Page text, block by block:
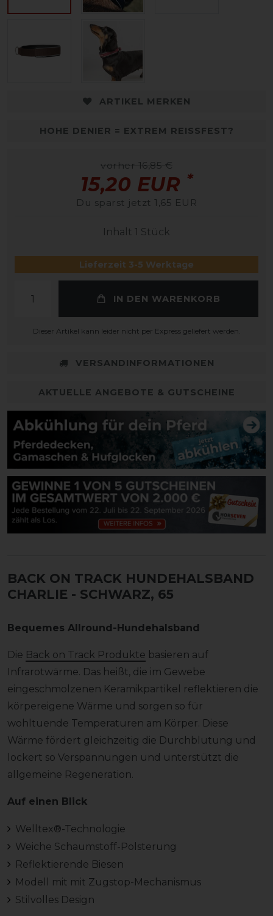
ARTIKEL MERKEN
HOHE DENIER = EXTREM REISSFEST?
vorher 16,85 €
15,20 EUR *
Du sparst jetzt 1,65 EUR
Inhalt 1 Stück
Lieferzeit 3-5 Werktage
IN DEN WARENKORB
Dieser Artikel kann leider nicht per Express geliefert werden.
VERSANDINFORMATIONEN
AKTUELLE ANGEBOTE & GUTSCHEINE
BACK ON TRACK HUNDEHALSBAND
CHARLIE - SCHWARZ, 65
Bequemes Allround-Hundehalsband
Die Back on Track Produkte basieren auf
Infrarotwärme. Das heißt, die im Gewebe
eingeschmolzenen Keramikpartikel reflektieren die
körpereigene Wärme und sorgen so für
wohltuende Temperaturen am Körper. Diese
Wärme fördert gleichzeitig die Durchblutung und
lockert so Verspannungen und unterstützt die
allgemeine Regeneration.
Auf einen Blick
Welltex®-Technologie
Weiche Schaumstoff-Polsterung
Reflektierende Biesen
Modell mit mit Zugstop-Mechanismus
Stilvolles Design